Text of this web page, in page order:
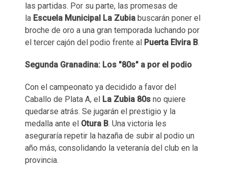
las partidas. Por su parte, las promesas de
la Escuela Municipal La Zubia buscarán poner el
broche de oro a una gran temporada luchando por
el tercer cajón del podio frente al Puerta Elvira B.
Segunda Granadina: Los "80s" a por el podio
Con el campeonato ya decidido a favor del
Caballo de Plata A, el La Zubia 80s no quiere
quedarse atrás. Se jugarán el prestigio y la
medalla ante el Otura B. Una victoria les
aseguraría repetir la hazaña de subir al podio un
año más, consolidando la veteranía del club en la
provincia.